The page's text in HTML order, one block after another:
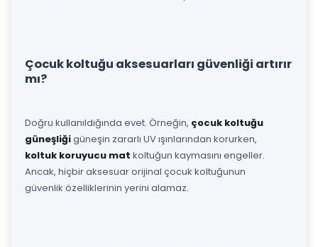
Çocuk koltuğu aksesuarları güvenliği artırır
mı?
Doğru kullanıldığında evet. Örneğin, çocuk koltuğu
güneşliğigüneşin zararlı UV ışınlarından korurken,
koltuk koruyucu mat koltuğun kaymasını engeller.
Ancak, hiçbir aksesuar orijinal çocuk koltuğunun
güvenlik özelliklerinin yerini alamaz.